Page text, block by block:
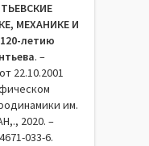
МЕХАНИКЕ И
летию
. –
22.10.2001
им.
2020. –
033-6.